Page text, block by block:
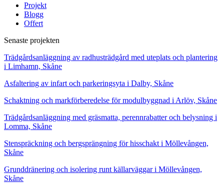
Projekt
Blogg
Offert
Senaste projekten
Trädgårdsanläggning av radhusträdgård med uteplats och plantering
i Limhamn, Skåne
Asfaltering av infart och parkeringsyta i Dalby, Skåne
Schaktning och markförberedelse för modulbyggnad i Arlöv, Skåne
Trädgårdsanläggning med gräsmatta, perennrabatter och belysning i
Lomma, Skåne
Stenspräckning och bergsprängning för hisschakt i Möllevången,
Skåne
Grunddränering och isolering runt källarväggar i Möllevången,
Skåne